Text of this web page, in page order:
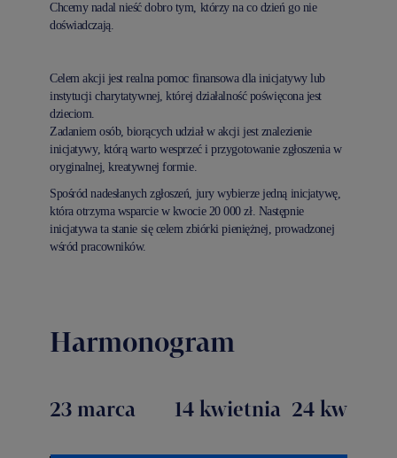
Chcemy nadal nieść dobro tym, którzy na co dzień go nie
doświadczają.
Celem akcji jest realna pomoc finansowa dla inicjatywy lub
instytucji charytatywnej, której działalność poświęcona jest
dzieciom.
Zadaniem osób, biorących udział w akcji jest znalezienie
inicjatywy, którą warto wesprzeć i przygotowanie zgłoszenia w
oryginalnej, kreatywnej formie.
Spośród nadesłanych zgłoszeń, jury wybierze jedną inicjatywę,
która otrzyma wsparcie w kwocie 20 000 zł. Następnie
inicjatywa ta stanie się celem zbiórki pieniężnej, prowadzonej
wśród pracowników.
Harmonogram
23 marca 14 kwietnia 24